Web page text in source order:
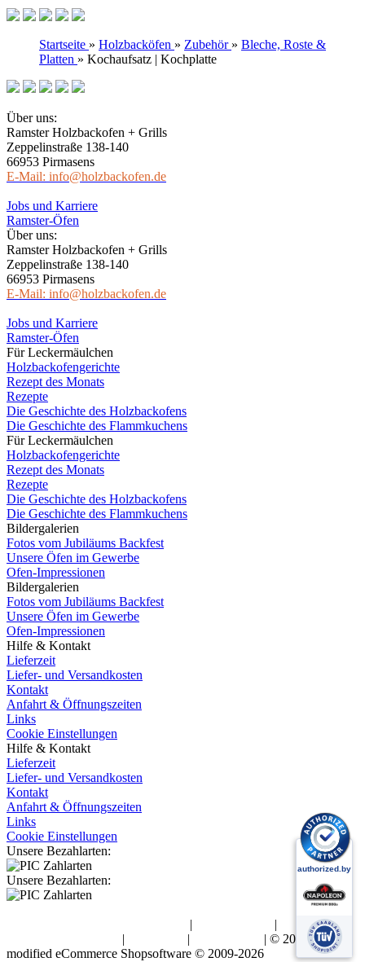
Startseite » Holzbacköfen » Zubehör » Bleche, Roste &
Platten » Kochaufsatz | Kochplatte
Über uns:
Ramster Holzbackofen + Grills
Zeppelinstraße 138-140
66953 Pirmasens
E-Mail: info@holzbackofen.de
Jobs und Karriere
Ramster-Öfen
Über uns:
Ramster Holzbackofen + Grills
Zeppelinstraße 138-140
66953 Pirmasens
E-Mail: info@holzbackofen.de
Jobs und Karriere
Ramster-Öfen
Für Leckermäulchen
Holzbackofengerichte
Rezept des Monats
Rezepte
Die Geschichte des Holzbackofens
Die Geschichte des Flammkuchens
Für Leckermäulchen
Holzbackofengerichte
Rezept des Monats
Rezepte
Die Geschichte des Holzbackofens
Die Geschichte des Flammkuchens
Bildergalerien
Fotos vom Jubiläums Backfest
Unsere Öfen im Gewerbe
Ofen-Impressionen
Bildergalerien
Fotos vom Jubiläums Backfest
Unsere Öfen im Gewerbe
Ofen-Impressionen
Hilfe & Kontakt
Lieferzeit
Liefer- und Versandkosten
Kontakt
Anfahrt & Öffnungszeiten
Links
Cookie Einstellungen
Hilfe & Kontakt
Lieferzeit
Liefer- und Versandkosten
Kontakt
Anfahrt & Öffnungszeiten
Links
Cookie Einstellungen
Unsere Bezahlarten:
Unsere Bezahlarten:
|
|
| |
| © 2026 BK
modified eCommerce Shopsoftware © 2009-2026